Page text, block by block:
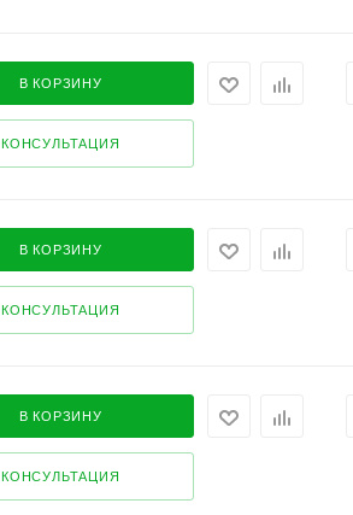
В КОРЗИНУ
КОНСУЛЬТАЦИЯ
В КОРЗИНУ
КОНСУЛЬТАЦИЯ
В КОРЗИНУ
КОНСУЛЬТАЦИЯ